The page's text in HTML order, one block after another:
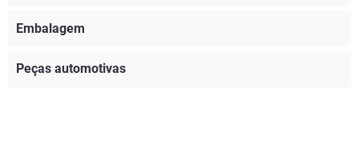
Embalagem
Peças automotivas